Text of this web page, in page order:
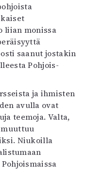
liian monissa
saanut jostakin
Pohjois-
ja ihmisten
avulla ovat
teemoja. Valta,
Niukoilla